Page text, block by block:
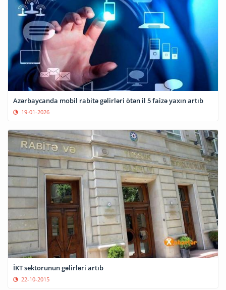
Azərbaycanda mobil rabitə gəlirləri ötən il 5 faizə yaxın artıb
19-01-2026
İKT sektorunun gəlirləri artıb
22-10-2015